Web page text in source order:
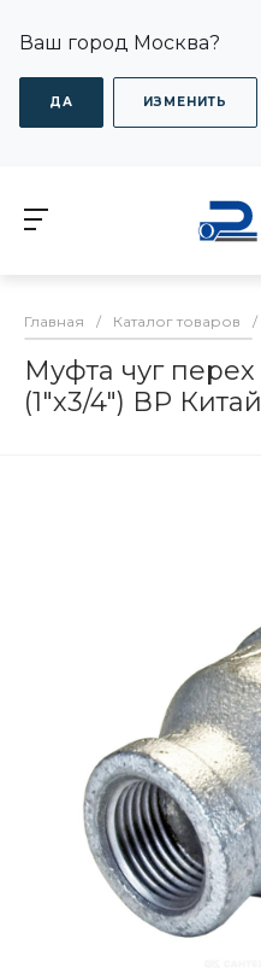
Ваш город Москва?
ДА ИЗМЕНИТЬ
Главная / Каталог товаров /
Муфта чуг
(1"х3/4") ВР Китай